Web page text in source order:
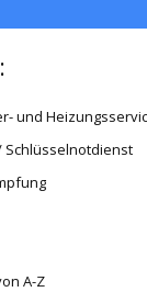
und
Schlüsselnotdienst
A-Z